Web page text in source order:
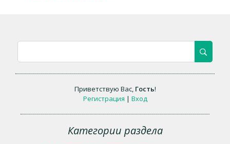
Приветствую Вас, Гость!
Регистрация | Вход
Категории раздела